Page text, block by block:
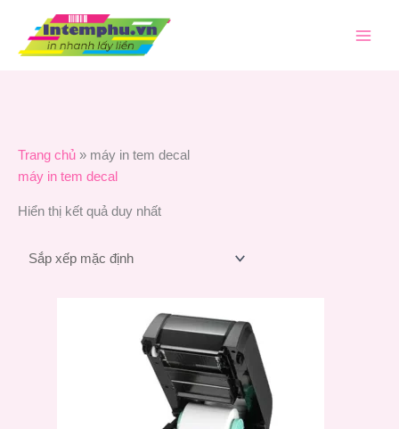
Trang chủ » máy in tem decal
máy in tem decal
Hiển thị kết quả duy nhất